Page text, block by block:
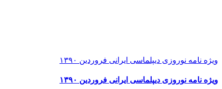
ویژه نامه نوروزی دیپلماسی ایرانی فروردین ۱۳۹۰
ویژه نامه نوروزی دیپلماسی ایرانی فروردین ۱۳۹۰